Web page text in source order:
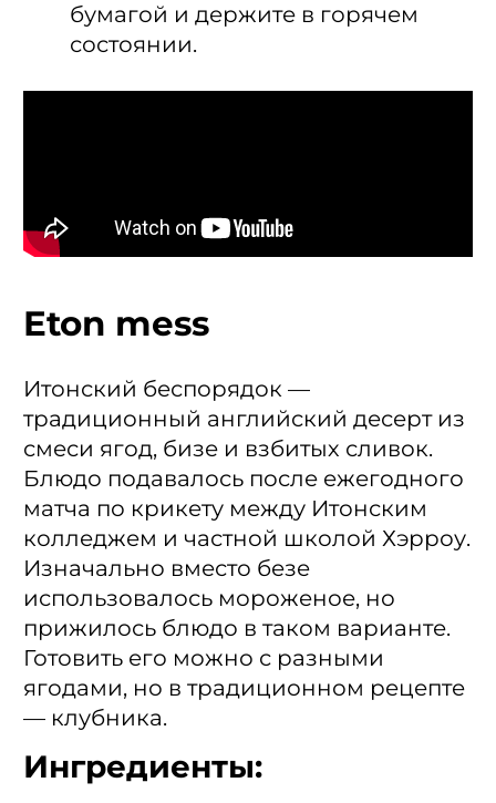
бумагой и держите в горячем
состоянии.
Eton mess
Итонский беспорядок —
традиционный английский десерт из
смеси ягод, бизе и взбитых сливок.
Блюдо подавалось после ежегодного
матча по крикету между Итонским
колледжем и частной школой Хэрроу.
Изначально вместо безе
использовалось мороженое, но
прижилось блюдо в таком варианте.
Готовить его можно с разными
ягодами, но в традиционном рецепте
— клубника.
Ингредиенты: